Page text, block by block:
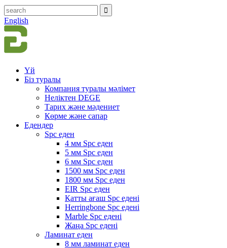
English
Үй
Біз туралы
Компания туралы мәлімет
Неліктен DEGE
Тарих және мәдениет
Көрме және сапар
Едендер
Spc еден
4 мм Spc еден
5 мм Spc еден
6 мм Spc еден
1500 мм Spc еден
1800 мм Spc еден
EIR Spc еден
Қатты ағаш Spc едені
Herringbone Spc едені
Marble Spc едені
Жаңа Spc едені
Ламинат еден
8 мм ламинат еден